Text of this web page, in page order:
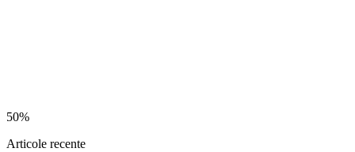
50%
Articole recente